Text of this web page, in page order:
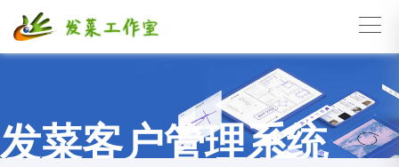
发菜客户管理系统